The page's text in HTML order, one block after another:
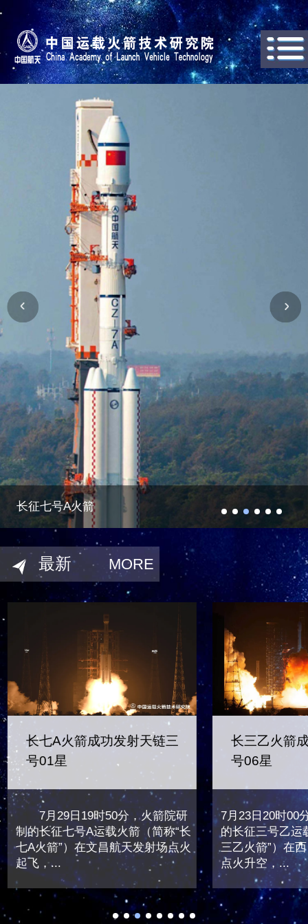
长征七号A火箭
最新 MORE
长七A火箭成功发射天链三
号01星
7月29日19时50分，火箭院研
制的长征七号A运载火箭（简称“长
七A火箭”）在文昌航天发射场点火
起飞，...
长三乙火箭
号06星
7月23日20时00
的长征三号乙运
三乙火箭”）在
点火升空，...